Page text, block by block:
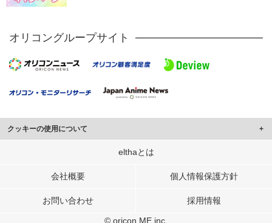
オリコングループサイト
クッキーの使用について
このサイトでは Cookie を使用して、ユーザーに合わせたコンテンツや広告の
行っています。
メディアや広告配信、データ解析の各パートナーに提供しています。
elthaとは
会社概要 個人情報保護方針
お問い合わせ 採用情報
© oricon ME inc.